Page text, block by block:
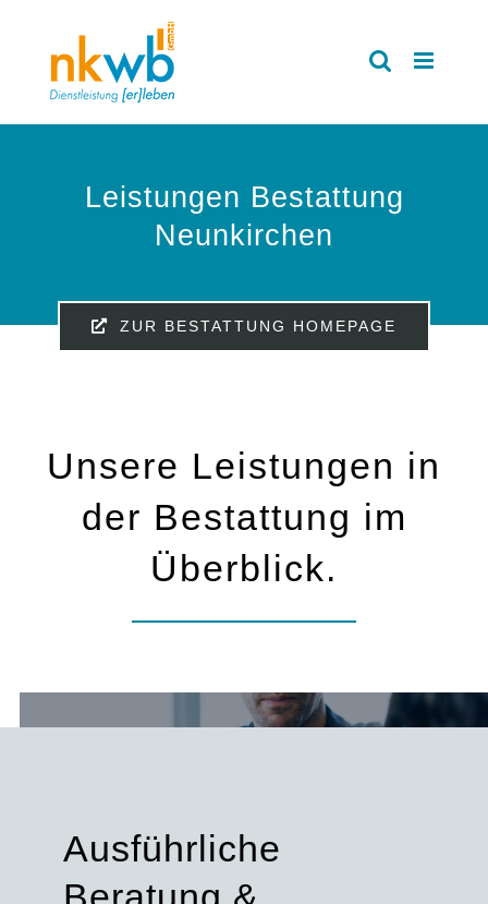
springen
Leistungen Bestattung
Neunkirchen
ZUR BESTATTUNG HOMEPAGE
Unsere Leistungen in
der Bestattung im
Überblick.
Ausführliche